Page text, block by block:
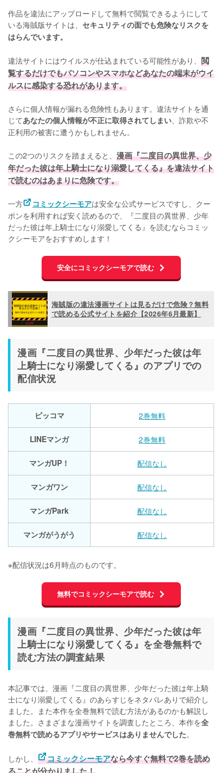
作品を違法にアップロードして無料で閲覧できるようにして
いる海賊版サイトは、 セキュリティの面でも危険なリスクを
はらんでいます。
違法サイトにはウイルスが仕込まれている可能性があり、 閲
覧するだけでもパソコンやスマホなどあなたの端末がウイ
ルスに感染する恐れがあります。
さらに個人情報が漏れる危険性もあります。違法サイトを通
じてあなたの個人情報が不正に取得されてしまい 、詐欺や不
正利用の被害に遭うかもしれません。
この2つのリスクを踏まえると、 漫画『二度目の異世界、少
年だった彼は年上騎士になり溺愛してくる』を違法サイト
で読むのはあまりに危険です。
一方 コミックシーモアは安全な公式サービスですし、クー
ポンを利用すれば安く読めるので、『二度目の異世界、少年
だった彼は年上騎士になり溺愛してくる』を読むならコミッ
クシーモアをおすすめします！
安全にコミックシーモアで読む
海賊版の違法漫画サイトは見るだけで危険？無料
で読める公式サイトを紹介【2026年6月最新】
漫画『二度目の異世界、少年だった彼は年
上騎士になり溺愛してくる』のアプリでの
配信状況
ピッコマ 2巻無料
LINEマンガ 2巻無料
マンガUP！ 配信なし
マンガワン 配信なし
マンガPark 配信なし
マンガがうがう 配信なし
※配信状況は6月時点のものです。
無料でコミックシーモアで読む
漫画『二度目の異世界、少年だった彼は年
上騎士になり溺愛してくる』を全巻無料で
読む方法の調査結果
本記事では、漫画『二度目の異世界、少年だった彼は年上騎
士になり溺愛してくる』のあらすじをネタバレありで紹介し
ました。また本作を全巻無料で読む方法があるのかも解説し
ました。さまざまな漫画サイトを調査したところ、本作を全
巻無料で読めるアプリやサービスはありませんでした。
しかし、 コミックシーモアなら今すぐ無料で2巻を読め
ることが分かりました！